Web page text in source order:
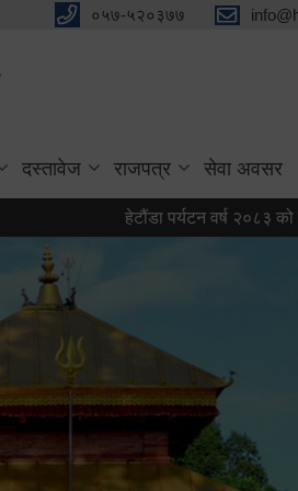
०५७-५२०३७७
दस्तावेज राजपत्र सेवा अवसर
हेटौंडा पर्यटन वर्ष २०८३ को प्रतीक